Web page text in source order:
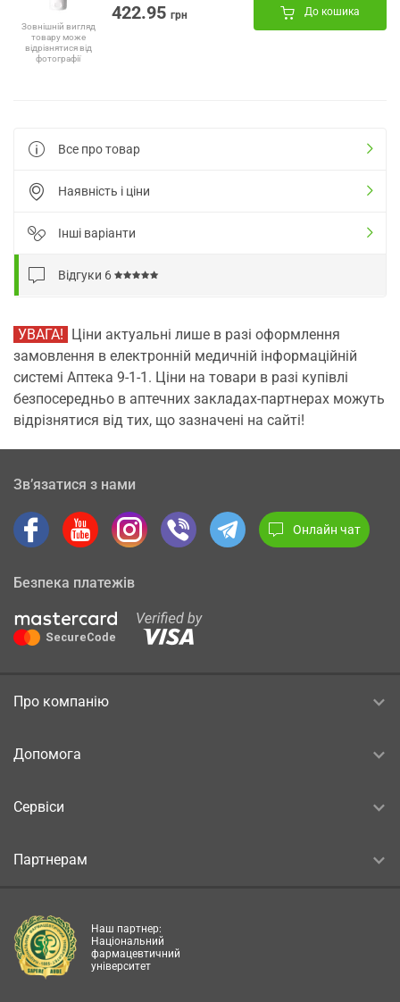
Зовнішній вигляд
товару може
відрізнятися від
фотографії
422.95 грн До кошика
Все про товар
Наявність і ціни
Інші варіанти
Відгуки 6
УВАГА! Ціни актуальні лише в разі оформлення
замовлення в електронній медичній інформаційній
системі Аптека 9-1-1. Ціни на товари в разі купівлі
безпосередньо в аптечних закладах-партнерах можуть
відрізнятися від тих, що зазначені на сайті!
Зв’язатися з нами
Онлайн чат
Безпека платежів
Про компанію
Допомога
Сервіси
Партнерам
Наш партнер:
Національний
фармацевтичний
університет